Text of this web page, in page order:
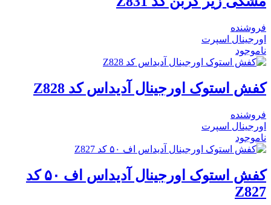
فروشنده
اورجینال اسپرت
ناموجود
کفش استوک اورجینال آدیداس کد Z828
فروشنده
اورجینال اسپرت
ناموجود
کفش استوک اورجینال آدیداس اف ۵۰ کد
Z827